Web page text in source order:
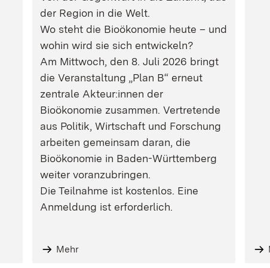
der Region in die Welt.
Wo steht die Bioökonomie heute – und
wohin wird sie sich entwickeln?
Am Mittwoch, den 8. Juli 2026 bringt
die Veranstaltung „Plan B“ erneut
zentrale Akteur:innen der
Bioökonomie zusammen. Vertretende
aus Politik, Wirtschaft und Forschung
arbeiten gemeinsam daran, die
Bioökonomie in Baden-Württemberg
weiter voranzubringen.
Die Teilnahme ist kostenlos. Eine
Anmeldung ist erforderlich.
Mehr